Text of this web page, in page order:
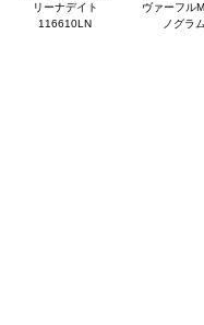
リーナデイト
116610LN
ヴァーフル
ノグラム